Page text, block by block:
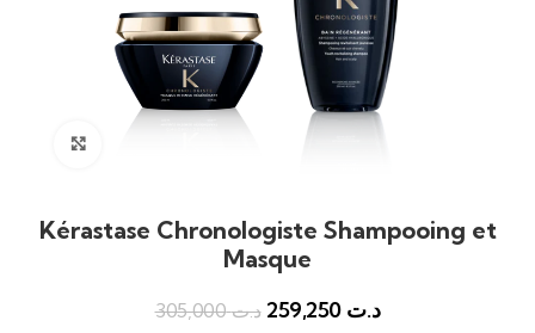
Kérastase Chronologiste Shampooing et
Masque
د.ت305,000 د.ت 259,250